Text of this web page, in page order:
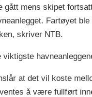
gått mens skipet
Fartøyet
skriver NTB.
viktigste
at det vil koste
å være fullført